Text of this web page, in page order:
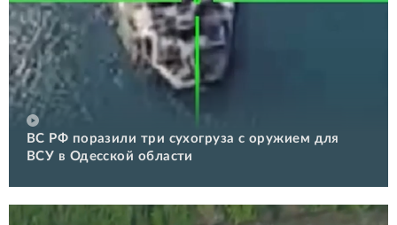
ВС РФ поразили три сухогруза с оружием для
ВСУ в Одесской области